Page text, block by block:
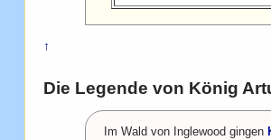
↑
Die Legende von König
Im Wald von Inglewood gingen